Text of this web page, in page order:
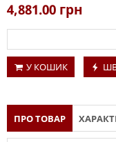
4,881.00 грн
У КОШИК
ПРО ТОВАР